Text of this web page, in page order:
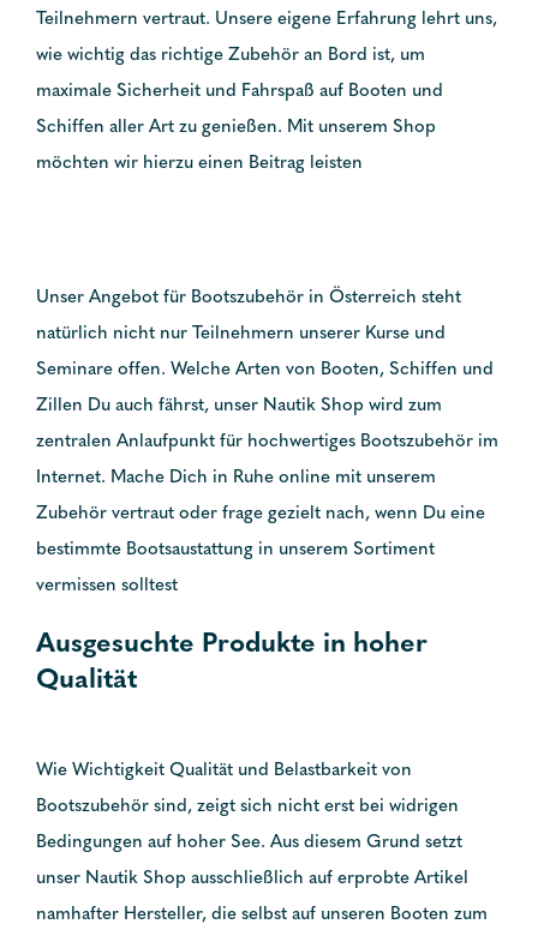
Teilnehmern vertraut. Unsere eigene Erfahrung lehrt uns,
wie wichtig das richtige Zubehör an Bord ist, um
maximale Sicherheit und Fahrspaß auf Booten und
Schiffen aller Art zu genießen. Mit unserem Shop
möchten wir hierzu einen Beitrag leisten
Unser Angebot für Bootszubehör in Österreich steht
natürlich nicht nur Teilnehmern unserer Kurse und
Seminare offen. Welche Arten von Booten, Schiffen und
Zillen Du auch fährst, unser Nautik Shop wird zum
zentralen Anlaufpunkt für hochwertiges Bootszubehör im
Internet. Mache Dich in Ruhe online mit unserem
Zubehör vertraut oder frage gezielt nach, wenn Du eine
bestimmte Bootsaustattung in unserem Sortiment
vermissen solltest
Ausgesuchte Produkte in hoher
Qualität
Wie Wichtigkeit Qualität und Belastbarkeit von
Bootszubehör sind, zeigt sich nicht erst bei widrigen
Bedingungen auf hoher See. Aus diesem Grund setzt
unser Nautik Shop ausschließlich auf erprobte Artikel
namhafter Hersteller, die selbst auf unseren Booten zum